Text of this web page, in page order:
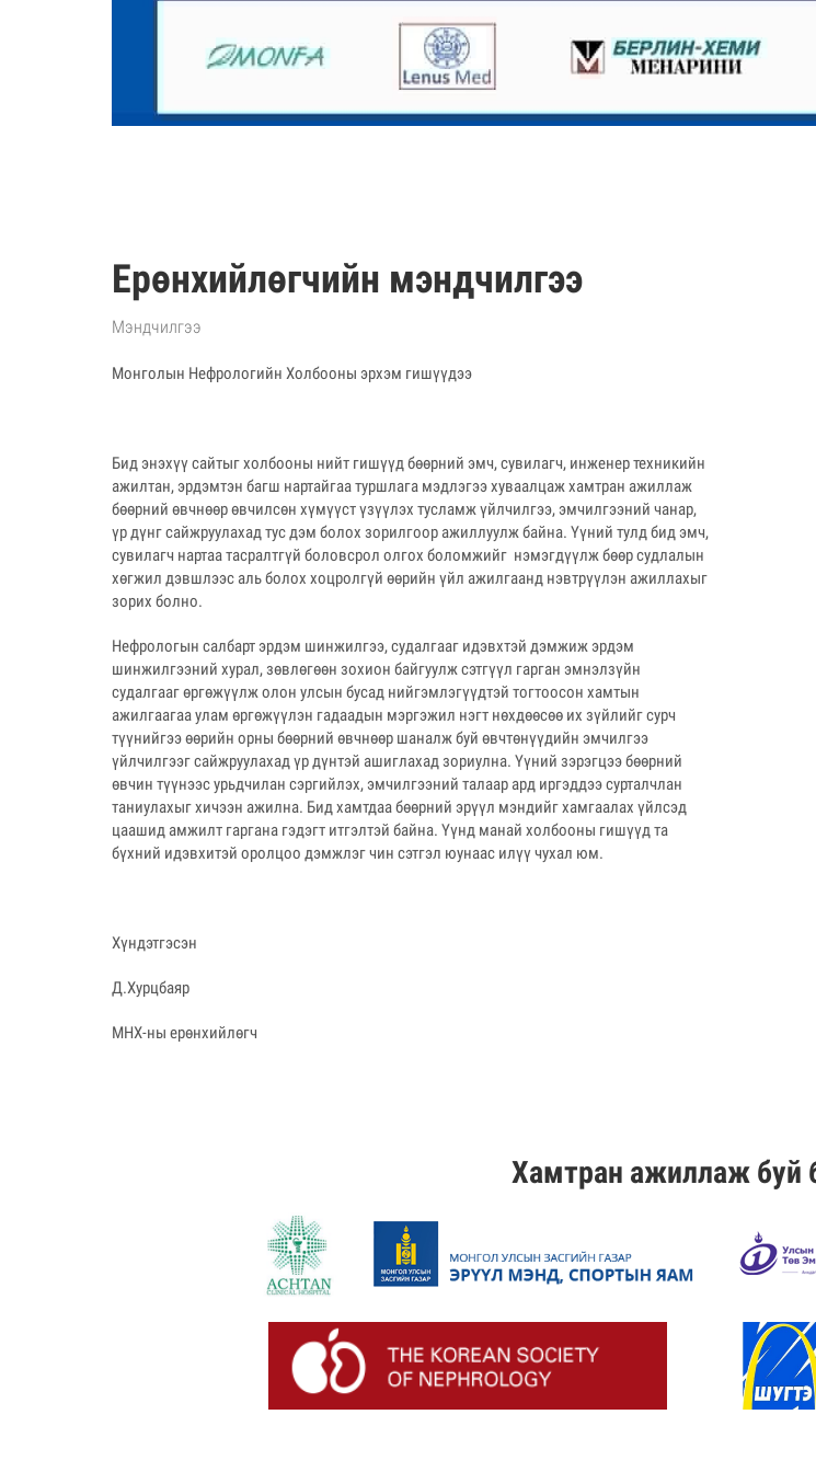
Ерөнхийлөгчийн мэндчилгээ
Мэндчилгээ
Монголын Нефрологийн Холбооны эрхэм гишүүдээ
Бид энэхүү сайтыг холбооны нийт гишүүд бөөрний эмч, сувилагч, инженер техникийн
ажилтан, эрдэмтэн багш нартайгаа туршлага мэдлэгээ хуваалцаж хамтран ажиллаж
бөөрний өвчнөөр өвчилсөн хүмүүст үзүүлэх тусламж үйлчилгээ, эмчилгээний чанар,
үр дүнг сайжруулахад тус дэм болох зорилгоор ажиллуулж байна. Үүний тулд бид эмч,
сувилагч нартаа тасралтгүй боловсрол олгох боломжийг нэмэгдүүлж бөөр судлалын
хөгжил дэвшлээс аль болох хоцролгүй өөрийн үйл ажилгаанд нэвтрүүлэн ажиллахыг
зорих болно.
Нефрологын салбарт эрдэм шинжилгээ, судалгааг идэвхтэй дэмжиж эрдэм
шинжилгээний хурал, зөвлөгөөн зохион байгуулж сэтгүүл гарган эмнэлзүйн
судалгааг өргөжүүлж олон улсын бусад нийгэмлэгүүдтэй тогтоосон хамтын
ажилгаагаа улам өргөжүүлэн гадаадын мэргэжил нэгт нөхдөөсөө их зүйлийг сурч
түүнийгээ өөрийн орны бөөрний өвчнөөр шаналж буй өвчтөнүүдийн эмчилгээ
үйлчилгээг сайжруулахад үр дүнтэй ашиглахад зориулна. Үүний зэрэгцээ бөөрний
өвчин түүнээс урьдчилан сэргийлэх, эмчилгээний талаар ард иргэддээ сурталчлан
таниулахыг хичээн ажилна. Бид хамтдаа бөөрний эрүүл мэндийг хамгаалах үйлсэд
цаашид амжилт гаргана гэдэгт итгэлтэй байна. Үүнд манай холбооны гишүүд та
бүхний идэвхитэй оролцоо дэмжлэг чин сэтгэл юунаас илүү чухал юм.
Хүндэтгэсэн
Д.Хурцбаяр
МНХ-ны ерөнхийлөгч
Хамтран ажиллаж буй